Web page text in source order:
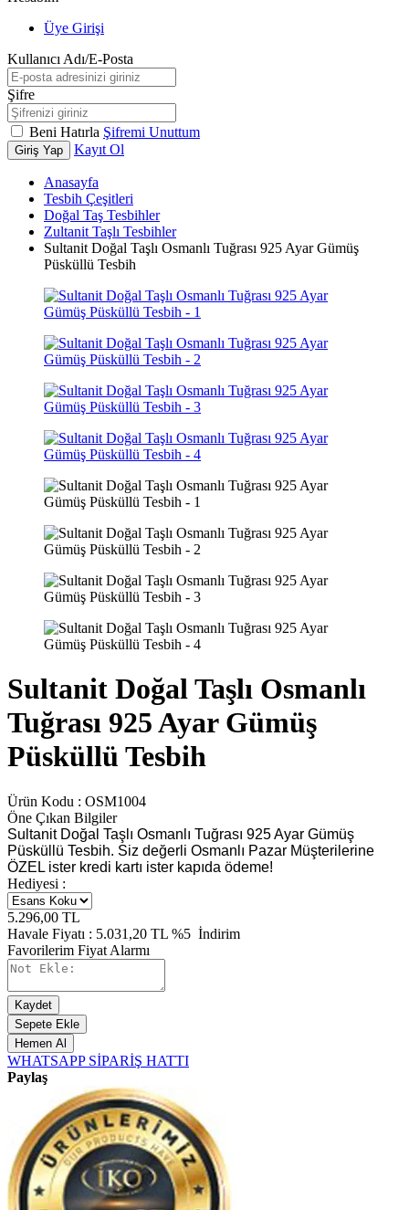
Üye Girişi
Kullanıcı Adı/E-Posta
Şifre
Beni Hatırla Şifremi Unuttum
Giriş Yap Kayıt Ol
Anasayfa
Tesbih Çeşitleri
Doğal Taş Tesbihler
Zultanit Taşlı Tesbihler
Sultanit Doğal Taşlı Osmanlı Tuğrası 925 Ayar Gümüş
Püsküllü Tesbih
Sultanit Doğal Taşlı Osmanlı
Tuğrası 925 Ayar Gümüş
Püsküllü Tesbih
Ürün Kodu : OSM1004
Öne Çıkan Bilgiler
Sultanit Doğal Taşlı Osmanlı Tuğrası 925 Ayar Gümüş
Püsküllü Tesbih. Siz değerli Osmanlı Pazar Müşterilerine
ÖZEL ister kredi kartı ister kapıda ödeme!
Hediyesi :
5.296,00 TL
Havale Fiyatı : 5.031,20 TL %5 İndirim
Favorilerim Fiyat Alarmı
Kaydet
Sepete Ekle
Hemen Al
WHATSAPP SİPARİŞ HATTI
Paylaş